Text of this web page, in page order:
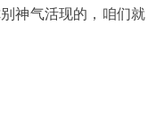
神气活现的，咱们就